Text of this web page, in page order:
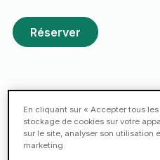
Réserver
Taskeurs
travaux
En cliquant sur « Accepter tous
stockage de cookies sur votre
sur le site, analyser son utilisation
marketing.